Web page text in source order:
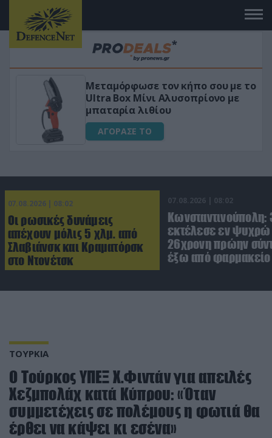
Μεταμόρφωσε τον κήπο σου με το
Ultra Box Μίνι Αλυσοπρίονο με
μπαταρία λιθίου
ΑΓΟΡΑΣΕ ΤΟ
07.08.2026 | 08:02
Οι ρωσικές δυνάμεις
απέχουν μόλις 5 χλμ. από
Σλαβιάνσκ και Κραματόρσκ
στο Ντονέτσκ
07.08.2026 | 08:02
Κωνσταντινούπολη:
εκτέλεσε εν ψυχρώ
26χρονη πρώην
έξω από φαρμακείο
ΤΟΥΡΚΙΑ
Ο Τούρκος ΥΠΕΞ Χ.Φιντάν για απειλές
Χεζμπολάχ κατά Κύπρου: «Όταν
συμμετέχεις σε πολέμους η φωτιά θα
έρθει να κάψει κι εσένα»